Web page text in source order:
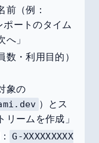
前（例：
ートのタイム
」
・利用目的）
象の
）とス
リームを作成」
G-XXXXXXXXX